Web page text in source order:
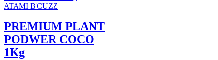
ATAMI B'CUZZ
PREMIUM PLANT
PODWER COCO
1Kg